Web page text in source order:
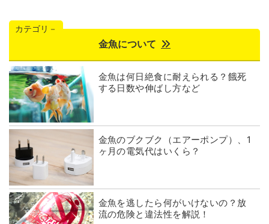
カテゴリ－
金魚について
金魚は何日絶食に耐えられる？餓死
する日数や伸ばし方など
金魚のブクブク（エアーポンプ）、1
ヶ月の電気代はいくら？
金魚を逃したら何がいけないの？放
流の危険と違法性を解説！